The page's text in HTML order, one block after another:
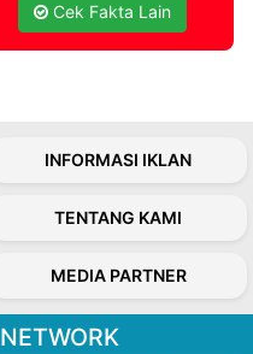
Cek Fakta Lain
INFORMASI IKLAN
TENTANG KAMI
MEDIA PARTNER